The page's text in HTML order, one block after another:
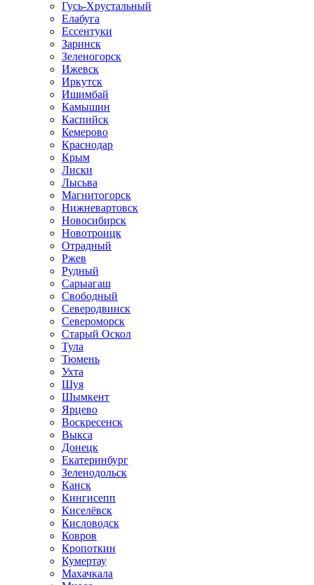
Гусь-Хрустальный
Елабуга
Ессентуки
Заринск
Зеленогорск
Ижевск
Иркутск
Ишимбай
Камышин
Каспийск
Кемерово
Краснодар
Крым
Лиски
Лысьва
Магнитогорск
Нижневартовск
Новосибирск
Новотроицк
Отрадный
Ржев
Рудный
Сарыагаш
Свободный
Северодвинск
Североморск
Старый Оскол
Тула
Тюмень
Ухта
Шуя
Шымкент
Ярцево
Воскресенск
Выкса
Донецк
Екатеринбург
Зеленодольск
Канск
Кингисепп
Киселёвск
Кисловодск
Ковров
Кропоткин
Кумертау
Махачкала